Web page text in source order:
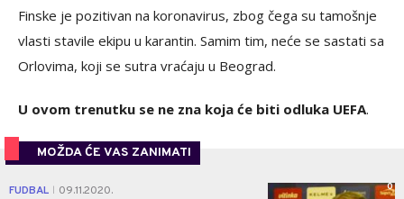
Finske je pozitivan na koronavirus, zbog čega su tamošnje
vlasti stavile ekipu u karantin. Samim tim, neće se sastati sa
Orlovima, koji se sutra vraćaju u Beograd.
U ovom trenutku se ne zna koja će biti odluka UEFA.
MOŽDA ĆE VAS ZANIMATI
FUDBAL 09.11.2020. 0